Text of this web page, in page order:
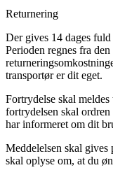
Returnering
Der gives 14 dages
Perioden regnes fra
transportør er dit eget.
Fortrydelse skal
fortrydelsen skal
har informeret om dit
Meddelelsen skal
skal oplyse om, at du